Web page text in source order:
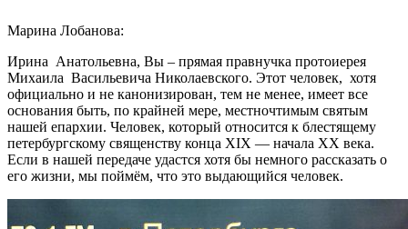
Марина Лобанова:
Ирина Анатольевна, Вы – прямая правнучка протоиерея
Михаила Васильевича Николаевского. Этот человек, хотя
официально и не канонизирован, тем не менее, имеет все
основания быть, по крайней мере, местночтимым святым
нашей епархии. Человек, который относится к блестящему
петербургскому священству конца XIX — начала XX века.
Если в нашей передаче удастся хотя бы немного рассказать о
его жизни, мы поймём, что это выдающийся человек.